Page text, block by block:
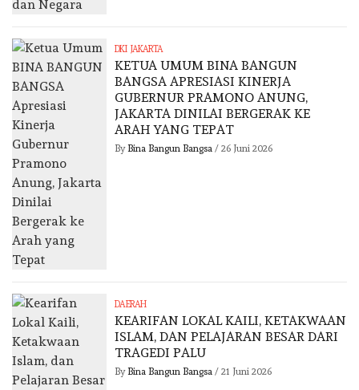
DKI JAKARTA
KETUA UMUM BINA BANGUN
BANGSA APRESIASI KINERJA
GUBERNUR PRAMONO ANUNG,
JAKARTA DINILAI BERGERAK KE
ARAH YANG TEPAT
By Bina Bangun Bangsa / 26 Juni 2026
DAERAH
KEARIFAN LOKAL KAILI, KETAKWAAN
ISLAM, DAN PELAJARAN BESAR DARI
TRAGEDI PALU
By Bina Bangun Bangsa / 21 Juni 2026